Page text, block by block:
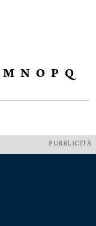
M N O P Q
PUBBLICITÀ